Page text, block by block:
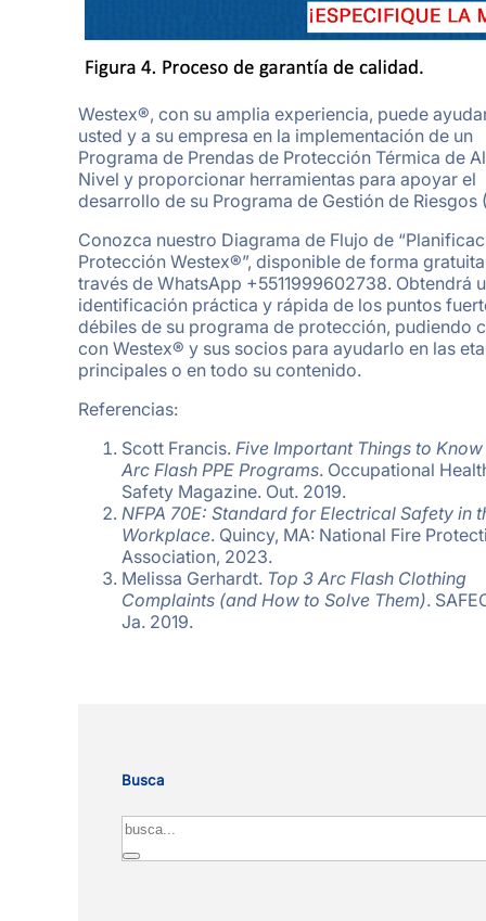
Westex®, con su amplia experiencia, puede
usted y a su empresa en la implementación de un
Programa de Prendas de Protección Térmica de
Nivel y proporcionar herramientas para apoyar el
desarrollo de su Programa de Gestión de Riesgos
Conozca nuestro Diagrama de Flujo de
Protección Westex®”, disponible de forma
través de WhatsApp +5511999602738. Obtendrá
identificación práctica y rápida de los puntos
débiles de su programa de protección, pudiendo
con Westex® y sus socios para ayudarlo en las
principales o en todo su contenido.
Referencias:
Scott Francis. Five Important Things to
Arc Flash PPE Programs. Occupational
Safety Magazine. Out. 2019.
NFPA 70E: Standard for Electrical Safety in
Workplace. Quincy, MA: National Fire
Association, 2023.
Melissa Gerhardt. Top 3 Arc Flash Clothing
Complaints (and How to Solve Them).
Ja. 2019.
Busca
Search